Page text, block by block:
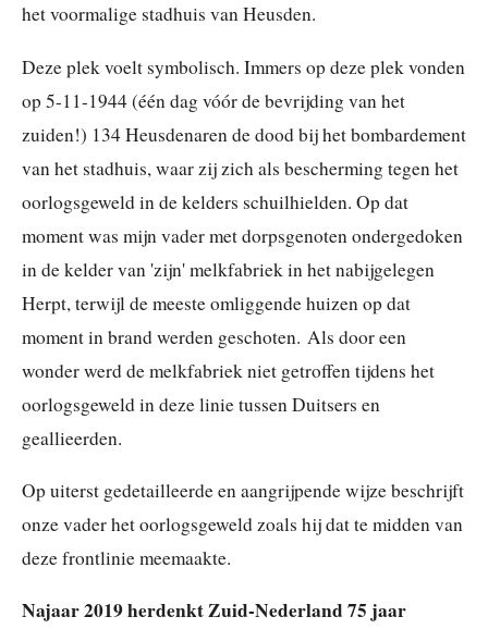
het voormalige stadhuis van Heusden.
Deze plek voelt symbolisch. Immers op deze plek vonden
op 5-11-1944 (één dag vóór de bevrijding van het
zuiden!) 134 Heusdenaren de dood bij het bombardement
van het stadhuis, waar zij zich als bescherming tegen het
oorlogsgeweld in de kelders schuilhielden. Op dat
moment was mijn vader met dorpsgenoten ondergedoken
in de kelder van 'zijn' melkfabriek in het nabijgelegen
Herpt, terwijl de meeste omliggende huizen op dat
moment in brand werden geschoten. Als door een
wonder werd de melkfabriek niet getroffen tijdens het
oorlogsgeweld in deze linie tussen Duitsers en
geallieerden.
Op uiterst gedetailleerde en aangrijpende wijze beschrijft
onze vader het oorlogsgeweld zoals hij dat te midden van
deze frontlinie meemaakte.
Najaar 2019 herdenkt Zuid-Nederland 75 jaar